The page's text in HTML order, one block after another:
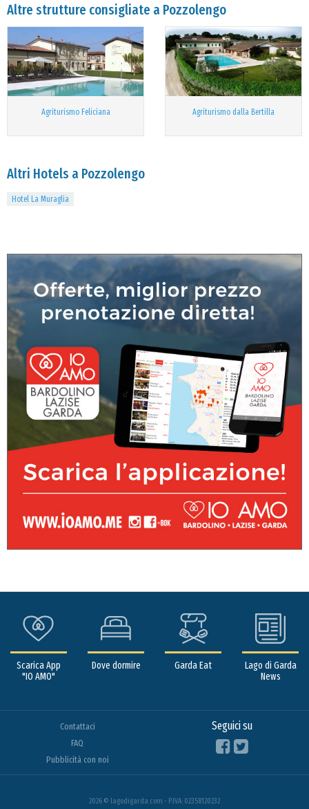
Altre strutture consigliate a Pozzolengo
Agriturismo Feliciana Agriturismo dalla Bertilla
Altri Hotels a Pozzolengo
Hotel La Muraglia
Scarica App
"IO AMO"
Dove dormire Garda Eat
Lago di Garda
News
Contattaci
FAQ
Pubblicità con noi
Seguici su
2026 © lagodigarda.com - P.IVA: 02358120232